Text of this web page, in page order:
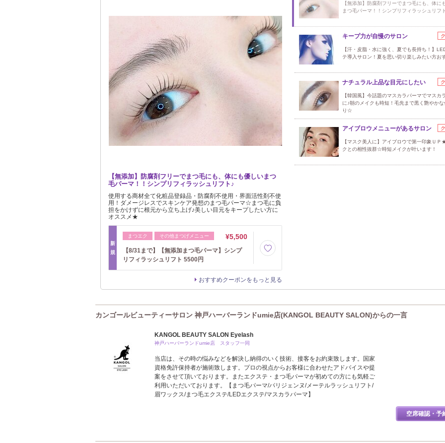
【無添加】防腐剤フリーでまつ毛にも、体にも優しいまつ
毛パーマ！！シンプリフィラッシュリフト♪
使用する商材全て化粧品登録品・防腐剤不使用・界面活性剤不使
用！ダメージレスでスキンケア発想のまつ毛パーマ☆まつ毛に負
担をかけずに根元から立ち上げ♪美しい目元をキープしたい方に
オススメ★
新
規
まつエク その他まつげメニュー ¥5,500
【8/31まで】【無添加まつ毛パーマ】シンプ
リフィラッシュリフト 5500円
おすすめクーポンをもっと見る
【無添加】防腐剤フリーでまつ毛にも、体に
まつ毛パーマ！！シンプリフィラッシュリフ
キープ力が自慢のサロン
【汗・皮脂・水に強く、夏でも長持ち！】
テ導入サロン！夏を思い切り楽しみたい方お
ナチュラル上品な目元にしたい
【韓国風】今話題のマスカラパーマでマスカ
に♪朝のメイクも時短！毛先まで黒く艶やか
り☆
アイブロウメニューがあるサロン
【マスク美人に】アイブロウで第一印象ＵＰ
クとの相性抜群☆時短メイクが叶います！
カンゴールビューティーサロン 神戸ハーバーランドumie店(KANGOL BEAUTY SALON)からの一言
KANGOL BEAUTY SALON Eyelash
神戸ハーバーランドumie店 スタッフ一同
当店は、その時の悩みなどを解決し納得のいく技術、接客をお約束致します。国家
資格免許保持者が施術致します。プロの視点からお客様に合わせたアドバイスや提
案をさせて頂いております。またエクステ・まつ毛パーマが初めての方にも気軽ご
利用いただいております。【まつ毛パーマ/パリジェンヌ/メーテルラッシュリフト/
眉ワックス/まつ毛エクステ/LEDエクステ/マスカラパーマ】
空席確認・予